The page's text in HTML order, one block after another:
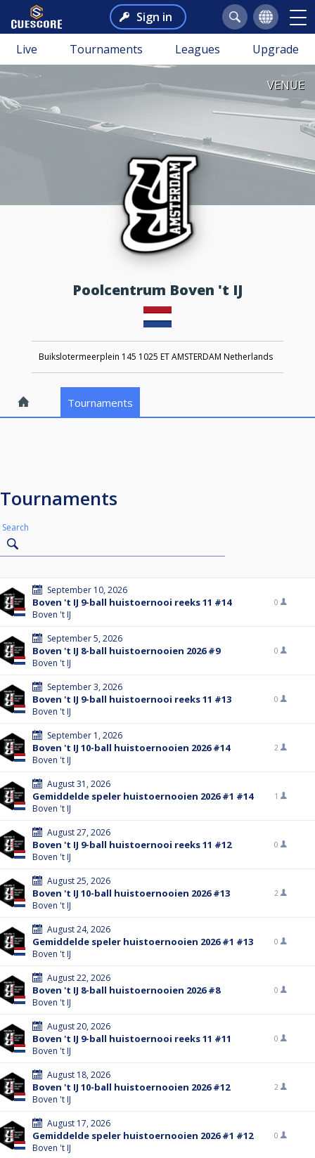
Sign in
Live Tournaments Leagues Upgrade
VENUE
Poolcentrum Boven 't IJ
Buikslotermeerplein 145 1025 ET AMSTERDAM Netherlands
Tournaments
Tournaments
Search
September 10, 2026
Boven 't IJ 9-ball huistoernooi reeks 11 #14
Boven 't IJ
0
September 5, 2026
Boven 't IJ 8-ball huistoernooien 2026 #9
Boven 't IJ
0
September 3, 2026
Boven 't IJ 9-ball huistoernooi reeks 11 #13
Boven 't IJ
0
September 1, 2026
Boven 't IJ 10-ball huistoernooien 2026 #14
Boven 't IJ
2
August 31, 2026
Gemiddelde speler huistoernooien 2026 #1 #14
Boven 't IJ
1
August 27, 2026
Boven 't IJ 9-ball huistoernooi reeks 11 #12
Boven 't IJ
0
August 25, 2026
Boven 't IJ 10-ball huistoernooien 2026 #13
Boven 't IJ
2
August 24, 2026
Gemiddelde speler huistoernooien 2026 #1 #13
Boven 't IJ
0
August 22, 2026
Boven 't IJ 8-ball huistoernooien 2026 #8
Boven 't IJ
0
August 20, 2026
Boven 't IJ 9-ball huistoernooi reeks 11 #11
Boven 't IJ
0
August 18, 2026
Boven 't IJ 10-ball huistoernooien 2026 #12
Boven 't IJ
2
August 17, 2026
Gemiddelde speler huistoernooien 2026 #1 #12
Boven 't IJ
0